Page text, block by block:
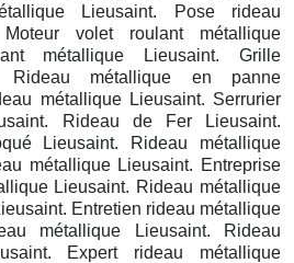
Lieusaint. Pose rideau
volet roulant métallique
métallique Lieusaint. Grille
Rideau métallique en panne
métallique Lieusaint. Serrurier
Rideau de Fer Lieusaint.
Lieusaint. Rideau métallique
métallique Lieusaint. Entreprise
Lieusaint. Rideau métallique
Entretien rideau métallique
métallique Lieusaint. Rideau
Expert rideau métallique